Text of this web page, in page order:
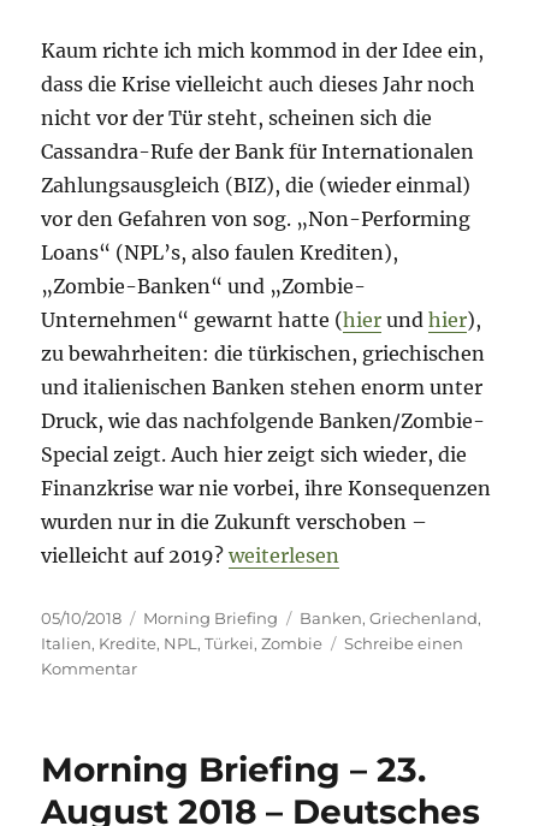
Kaum richte ich mich kommod in der Idee ein,
dass die Krise vielleicht auch dieses Jahr noch
nicht vor der Tür steht, scheinen sich die
Cassandra-Rufe der Bank für Internationalen
Zahlungsausgleich (BIZ), die (wieder einmal)
vor den Gefahren von sog. „Non-Performing
Loans“ (NPL’s, also faulen Krediten),
„Zombie-Banken“ und „Zombie-
Unternehmen“ gewarnt hatte (hier undhier),
zu bewahrheiten: die türkischen, griechischen
und italienischen Banken stehen enorm unter
Druck, wie das nachfolgende Banken/Zombie-
Special zeigt. Auch hier zeigt sich wieder, die
Finanzkrise war nie vorbei, ihre Konsequenzen
wurden nur in die Zukunft verschoben –
vielleicht auf 2019?„Morning Briefing – 5.
weiterlesen
Veröffentlicht
am
05/10/2018 Kategorien
Morning Briefing Schlagwörter
Banken,Griechenland,
Italien, Kredite, NPL ,Türkei,Zombie
Schreibe einen
Kommentarzu
5.
Oktober
2018
Morning Briefing – 23.
August 2018 – Deutsches